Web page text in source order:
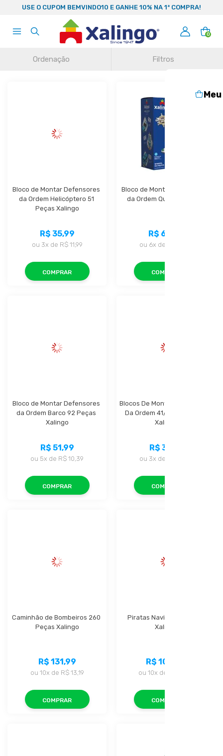
USE O CUPOM BEMVINDO10 E GANHE 10% NA 1ª COMPRA!
0
Ordenação Filtros
Bloco de Montar Defensores
da Ordem Helicóptero 51
Peças Xalingo
R$ 35,99
ou 3x de R$ 11,99
COMPRAR
Bloco de Montar Defensores
da Ordem Quartel Xalingo
R$ 62,99
ou 6x de
COMPRAR
Bloco de Montar Defensores
da Ordem Barco 92 Peças
Xalingo
R$ 51,99
ou 5x de R$ 10,39
COMPRAR
Blocos De Montar Defensores
Da Ordem 41/60 Peças Un.
Xalingo
R$ 31,99
ou 3x de
COMPRAR
Caminhão de Bombeiros 260
Peças Xalingo
R$ 131,99
ou 10x de R$ 13,19
COMPRAR
Piratas Navio 200 Peças
Xalingo
R$ 104,99
ou 10x de
COMPRAR